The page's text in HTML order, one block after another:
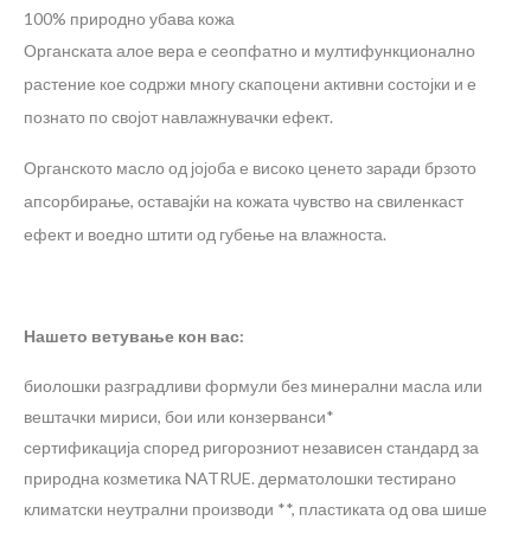
100% природно убава кожа
Органската алое вера е сеопфатно и мултифункционално
растение кое содржи многу скапоцени активни состојки и е
познато по својот навлажнувачки ефект.
Органското масло од јојоба е високо ценето заради брзото
апсорбирање, оставајќи на кожата чувство на свиленкаст
ефект и воедно штити од губење на влажноста.
Нашето ветување кон вас:
биолошки разградливи формули без минерални масла или
вештачки мириси, бои или конзерванси*
сертификација според ригорозниот независен стандард за
природна козметика NATRUE. дерматолошки тестирано
климатски неутрални производи **, пластиката од ова шише